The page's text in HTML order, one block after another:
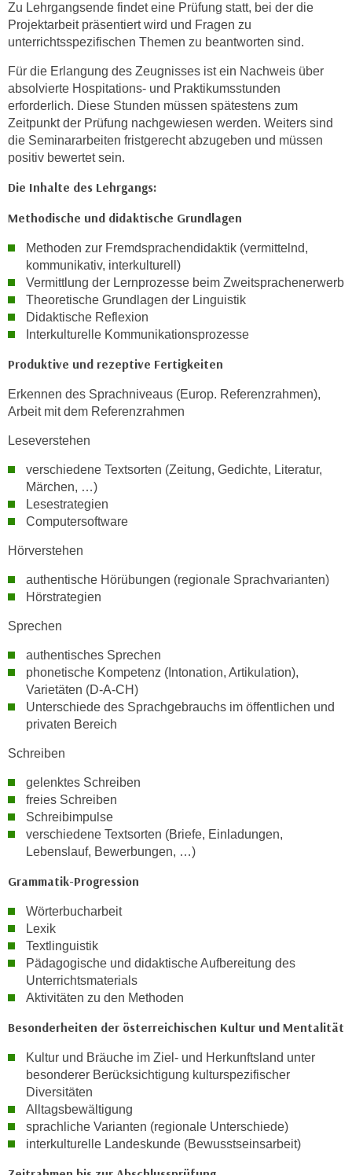
Zu Lehrgangsende findet eine Prüfung statt, bei der die
Projektarbeit präsentiert wird und Fragen zu
unterrichtsspezifischen Themen zu beantworten sind.
Für die Erlangung des Zeugnisses ist ein Nachweis über
absolvierte Hospitations- und Praktikumsstunden
erforderlich. Diese Stunden müssen spätestens zum
Zeitpunkt der Prüfung nachgewiesen werden. Weiters sind
die Seminararbeiten fristgerecht abzugeben und müssen
positiv bewertet sein.
Die Inhalte des Lehrgangs:
Methodische und didaktische Grundlagen
Methoden zur Fremdsprachendidaktik (vermittelnd,
kommunikativ, interkulturell)
Vermittlung der Lernprozesse beim Zweitsprachenerwerb
Theoretische Grundlagen der Linguistik
Didaktische Reflexion
Interkulturelle Kommunikationsprozesse
Produktive und rezeptive Fertigkeiten
Erkennen des Sprachniveaus (Europ. Referenzrahmen),
Arbeit mit dem Referenzrahmen
Leseverstehen
verschiedene Textsorten (Zeitung, Gedichte, Literatur,
Märchen, …)
Lesestrategien
Computersoftware
Hörverstehen
authentische Hörübungen (regionale Sprachvarianten)
Hörstrategien
Sprechen
authentisches Sprechen
phonetische Kompetenz (Intonation, Artikulation),
Varietäten (D-A-CH)
Unterschiede des Sprachgebrauchs im öffentlichen und
privaten Bereich
Schreiben
gelenktes Schreiben
freies Schreiben
Schreibimpulse
verschiedene Textsorten (Briefe, Einladungen,
Lebenslauf, Bewerbungen, …)
Grammatik-Progression
Wörterbucharbeit
Lexik
Textlinguistik
Pädagogische und didaktische Aufbereitung des
Unterrichtsmaterials
Aktivitäten zu den Methoden
Besonderheiten der österreichischen Kultur und Mentalität
Kultur und Bräuche im Ziel- und Herkunftsland unter
besonderer Berücksichtigung kulturspezifischer
Diversitäten
Alltagsbewältigung
sprachliche Varianten (regionale Unterschiede)
interkulturelle Landeskunde (Bewusstseinsarbeit)
l
e
A
r
t
e
n
v
o
o
k
e
s
z
a
k
z
p
t
e
r
n
o
d
r
k
l
c
e
S
i
e
a
f
E
i
n
t
l
g
e
n